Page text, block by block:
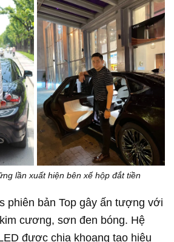
lần xuất hiện bên xế hộp đắt tiền
phiên bản Top gây ấn tượng với
cương, sơn đen bóng. Hệ
được chia khoang tạo hiệu